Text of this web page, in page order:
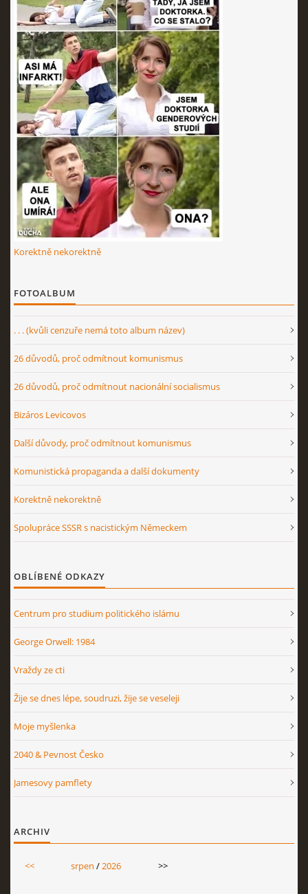
Korektně nekorektně
FOTOALBUM
. . . (kvůli cenzuře nemá toto album název)
26 důvodů, proč odmítnout komunismus
26 důvodů, proč odmítnout nacionální socialismus
Bizáros Levicovos
Další důvody, proč odmítnout komunismus
Komunistická propaganda a další dokumenty
Korektně nekorektně
Spolupráce SSSR s nacistickým Německem
OBLÍBENÉ ODKAZY
Centrum pro studium politického islámu
George Orwell: 1984
Vraždy ze cti
Žije se dnes lépe, soudruzi, žije se veseleji
Moje myšlenka
2040 & Pevnost Česko
Jamesovy pamflety
ARCHIV
<< srpen /2026 >>